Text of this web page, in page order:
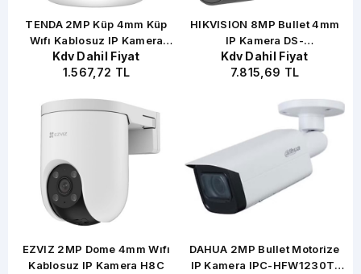
TENDA 2MP Küp 4mm Küp
Wıfı Kablosuz IP Kamera
Sesli CP6
Kdv Dahil Fiyat
1.567,72 TL
EZVIZ 2MP Dome 4mm Wıfı
Kablosuz IP Kamera H8C
HIKVISION 8MP Bullet 4mm
IP Kamera DS-
2CD2086G2H-I2U/S(L)
Kdv Dahil Fiyat
7.815,69 TL
DAHUA 2MP Bullet Motorize
IP Kamera IPC-HFW1230T-